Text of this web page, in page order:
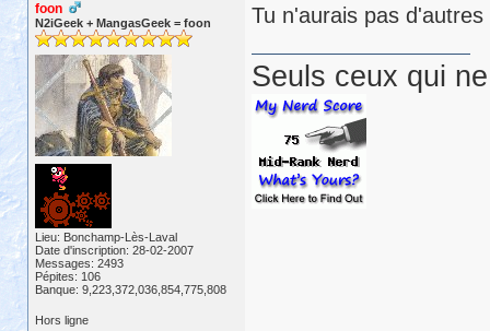
foon
N2iGeek + MangasGeek = foon
Lieu: Bonchamp-Lès-Laval
Date d'inscription: 28-02-2007
Messages: 2493
Pépites: 106
Banque: 9,223,372,036,854,775,808
Tu n'aurais pas
Seuls ceux qui
Hors ligne